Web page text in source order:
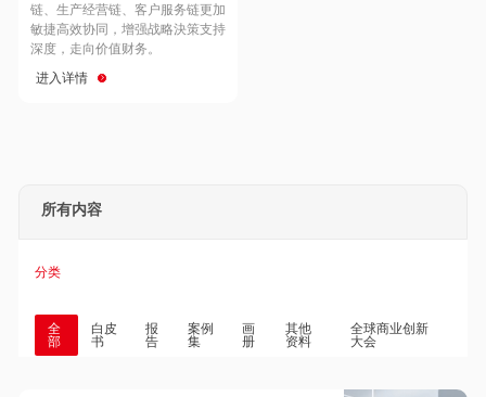
Hong Kong
链、生产经营链、客户服务链更加
敏捷高效协同，增强战略決策支持
深度，走向价值财务。
进入详情
所有内容
分类
全
部
白皮
书
报
告
案例
集
画
册
其他
资料
全球商业创新
大会